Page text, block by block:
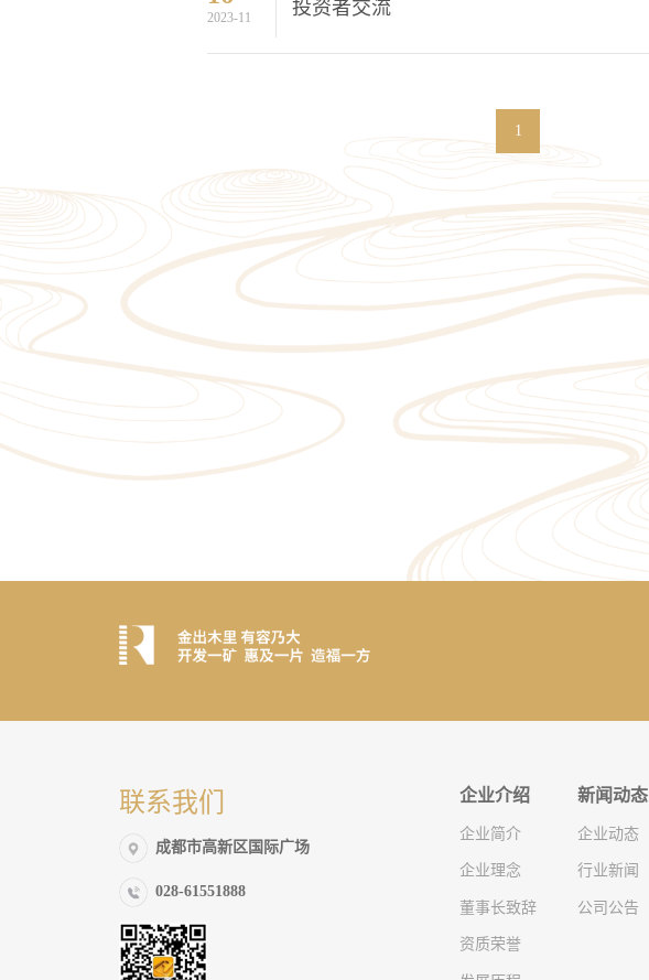
2023-11 投资者交流
1
联系我们
成都市高新区国际广场
028-61551888
企业介绍
企业简介
企业理念
董事长致辞
资质荣誉
新闻动态
企业动态
行业新闻
公司公告